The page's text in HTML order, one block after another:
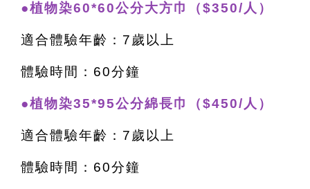
●植物染60*60公分大方巾（$350/人）
適合體驗年齡：7歲以上
體驗時間：60分鐘
●植物染35*95公分綿長巾（$450/人）
適合體驗年齡：7歲以上
體驗時間：60分鐘